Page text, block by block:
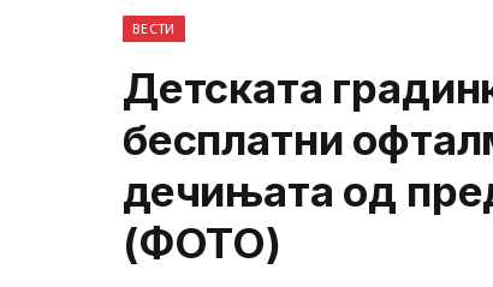
ВЕСТИ
Детската
бесплатни
дечињата од
(ФОТО)